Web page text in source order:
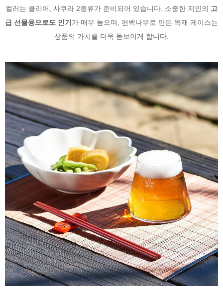
컬러는 클리어, 사쿠라 2종류가 준비되어 있습니다. 소중한 지인의 고
급 선물용으로도 인기 가 매우 높으며, 편백나무로 만든 목재 케이스는
상품의 가치를 더욱 돋보이게 합니다.